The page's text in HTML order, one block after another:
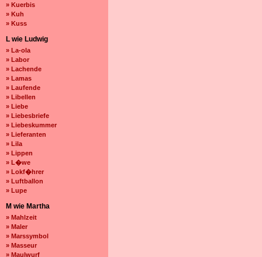
» Kuerbis
» Kuh
» Kuss
L wie Ludwig
» La-ola
» Labor
» Lachende
» Lamas
» Laufende
» Libellen
» Liebe
» Liebesbriefe
» Liebeskummer
» Lieferanten
» Lila
» Lippen
» L�we
» Lokf�hrer
» Luftballon
» Lupe
M wie Martha
» Mahlzeit
» Maler
» Marssymbol
» Masseur
» Maulwurf